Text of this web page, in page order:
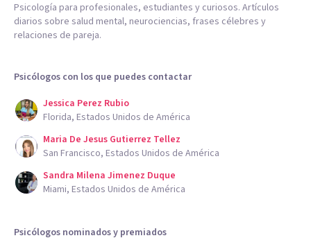
Psicología para profesionales, estudiantes y curiosos. Artículos
diarios sobre salud mental, neurociencias, frases célebres y
relaciones de pareja.
Psicólogos con los que puedes contactar
Jessica Perez Rubio
Florida, Estados Unidos de América
Maria De Jesus Gutierrez Tellez
San Francisco, Estados Unidos de América
Sandra Milena Jimenez Duque
Miami, Estados Unidos de América
Psicólogos nominados y premiados